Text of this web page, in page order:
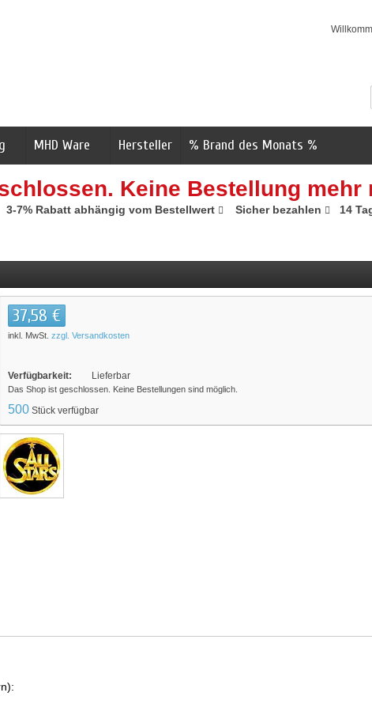
MHD Ware Hersteller % Brand des Monats %
Keine Bestellung mehr
3-7% Rabatt abhängig vom Bestellwert Sicher bezahlen 14
37,58 €
inkl. MwSt. zzgl. Versandkosten
Verfügbarkeit: Lieferbar
Das Shop ist geschlossen. Keine Bestellungen sind möglich.
500 Stück verfügbar